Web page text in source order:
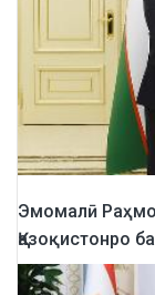
Эмомалӣ
Қазоқистонро